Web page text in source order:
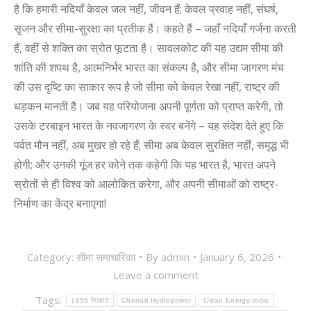
है कि हमारी नदियाँ केवल जल नहीं, जीवन हैं; केवल प्रवाह नहीं, संघर्ष,
सृजन और सीमा-सुरक्षा का प्रतीक हैं। कहते हैं – जहाँ नदियाँ गर्जना करती
हैं, वहीं से शक्ति का स्रोत फूटता है। सावलकोट की यह उद्यम सीमा की
शांति की शपथ है, आत्मनिर्भर भारत का संकल्प है, और सीमा जागरण मंच
की उस दृष्टि का साकार रूप है जो सीमा को केवल रेखा नहीं, राष्ट्र की
धड़कन मानती है। जब यह परियोजना अपनी पूर्णता को प्राप्त करेगी, तो
उसके टरबाइन भारत के नवजागरण के स्वर बनेंगे – यह संदेश देते हुए कि
पर्वत मौन नहीं, अब मुखर हो रहे हैं; सीमा अब केवल सुरक्षित नहीं, समृद्ध भी
होगी; और उनकी गूंज हर कोने तक कहेगी कि यह भारत है, भारत अपने
स्रोतों से ही विश्व को आलोकित करेगा, और अपनी सीमाओं को राष्ट्र-
निर्माण का केंद्र बनाएगा!
Category: सीमा समाचारिका By admin
January 6, 2026
Leave a comment
Tags:
1856 मेगावाट Chenab Hydropower Clean Energy India